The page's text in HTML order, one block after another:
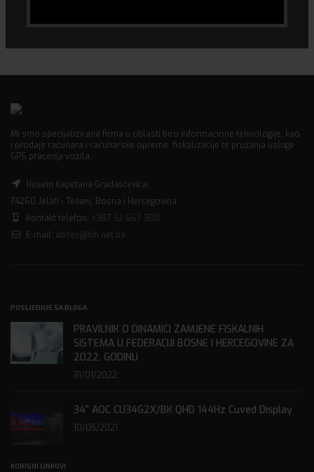
Mi smo specijalizirana firma u oblasti biro informacione tehnologije, kao
i prodaje računara i računarske opreme, fiskalizacije te pružanja usluge
GPS praćenja vozila.
Husein Kapetana Gradaščevića,
74260 Jelah - Tešanj, Bosna i Hercegovina
Kontakt telefon: +387 32 667 300
E-mail: abitec@bih.net.ba
POSLJEDNJE SA BLOGA
PRAVILNIK O DINAMICI ZAMJENE FISKALNIH
SISTEMA U FEDERACIJI BOSNE I HERCEGOVINE ZA
2022. GODINU
31/01/2022
34” AOC CU34G2X/BK QHD 144Hz Cuved Display
10/05/2021
KORISNI LINKOVI